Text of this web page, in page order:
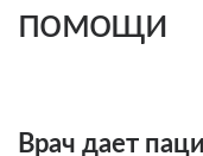
помощи
Врач дает